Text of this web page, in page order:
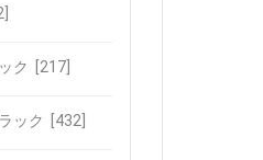
ク [217]
ック [432]